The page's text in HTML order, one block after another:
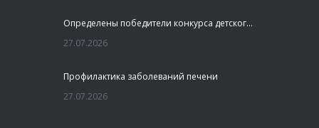
Определены победители конкурса детского рисунка «Я шагаю по Оренбуржью»
27.07.2026
Профилактика заболеваний печени
27.07.2026